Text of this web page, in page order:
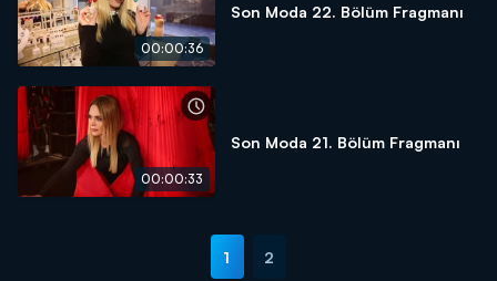
00:00:36
Son Moda 22. Bölüm Fragmanı
00:00:33
Son Moda 21. Bölüm Fragmanı
1 2